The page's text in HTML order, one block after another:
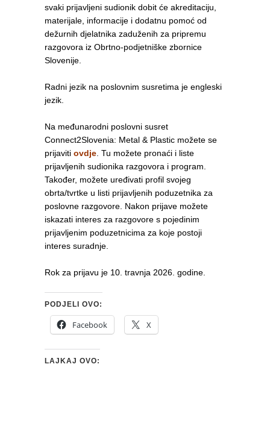
svaki prijavljeni sudionik dobit će akreditaciju,
materijale, informacije i dodatnu pomoć od
dežurnih djelatnika zaduženih za pripremu
razgovora iz Obrtno-podjetniške zbornice
Slovenije.
Radni jezik na poslovnim susretima je engleski
jezik.
Na međunarodni poslovni susret
Connect2Slovenia: Metal & Plastic možete se
prijaviti ovdje . Tu možete pronaći i liste
prijavljenih sudionika razgovora i program.
Također, možete uređivati profil svojeg
obrta/tvrtke u listi prijavljenih poduzetnika za
poslovne razgovore. Nakon prijave možete
iskazati interes za razgovore s pojedinim
prijavljenim poduzetnicima za koje postoji
interes suradnje.
Rok za prijavu je 10. travnja 2026. godine.
PODJELI OVO:
Facebook X
LAJKAJ OVO: